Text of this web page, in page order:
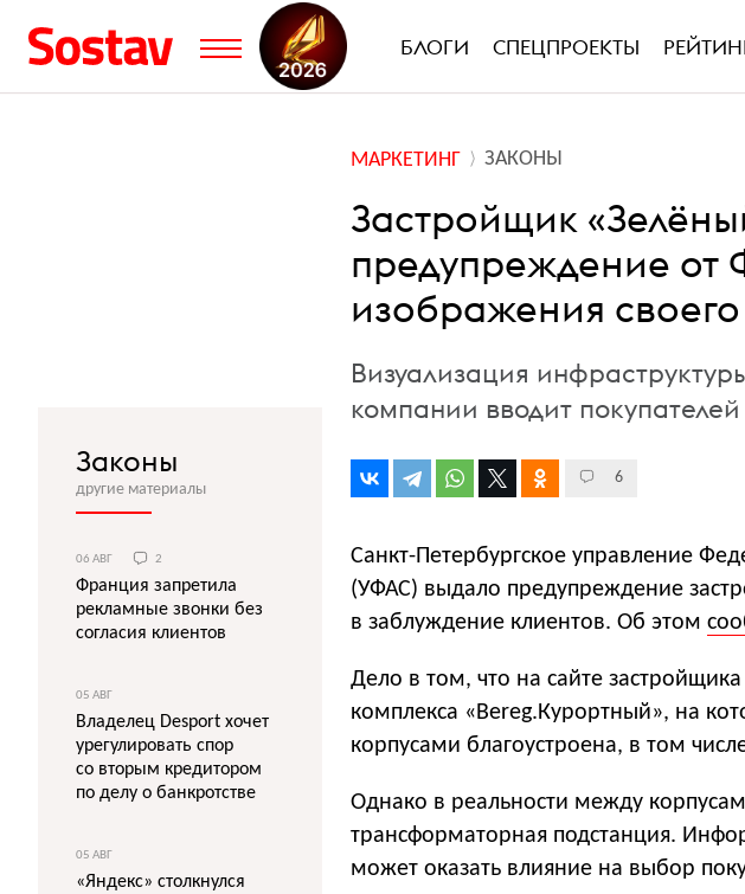
БЛОГИ СПЕЦПРОЕКТЫ
МАРКЕТИНГ ЗАКОНЫ
Застройщик
предупреждение от
изображения
Визуализация
компании вводит
6
Санкт-Петербургское управление
(УФАС) выдало предупреждение
в заблуждение клиентов. Об этом
Дело в том, что на сайте
комплекса «Bereg.Курортный», на
корпусами благоустроена, в том
Однако в реальности между
трансформаторная подстанция.
может оказать влияние на выбор
Законы
другие материалы
06 АВГ 2
Франция запретила
рекламные звонки без
согласия клиентов
05 АВГ
Владелец Desport хочет
урегулировать спор
со вторым кредитором
по делу о банкротстве
05 АВГ
«Яндекс» столкнулся